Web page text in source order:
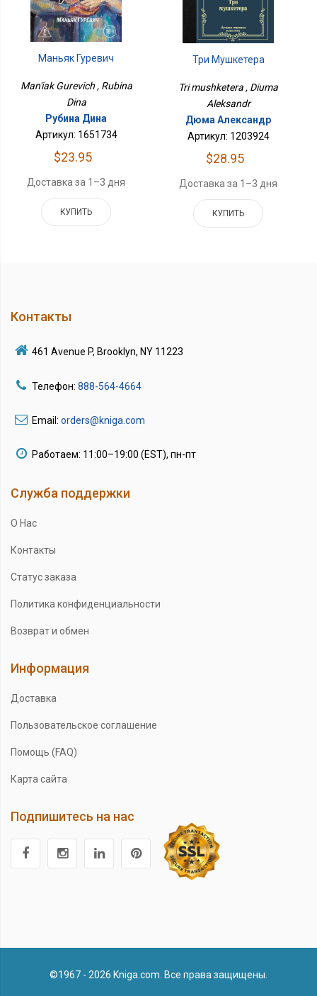
Маньяк Гуревич
Man'iak Gurevich , Rubina
Dina
Рубина Дина
Артикул: 1651734
$23.95
Доставка за 1–3 дня
КУПИТЬ
Три Мушкетера
Tri mushketera , Diuma
Aleksandr
Дюма Александр
Артикул: 1203924
$28.95
Доставка за 1–3 дня
КУПИТЬ
Контакты
461 Avenue P, Brooklyn, NY 11223
Телефон: 888-564-4664
Email: orders@kniga.com
Работаем: 11:00–19:00 (EST), пн-пт
Служба поддержки
О Нас
Контакты
Статус заказа
Политика конфиденциальности
Возврат и обмен
Информация
Доставка
Пользовательское соглашение
Помощь (FAQ)
Карта сайта
Подпишитесь на нас
©1967 - 2026 Kniga.com. Все права защищены.